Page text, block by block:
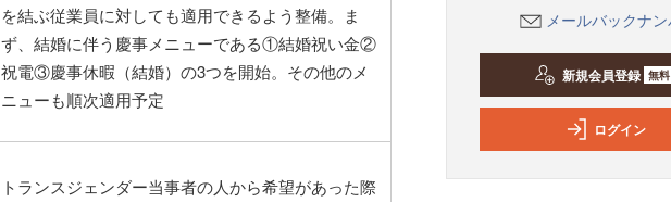
を結ぶ従業員に対しても適用できるよう整備。ま
ず、結婚に伴う慶事メニューである①結婚祝い金②
祝電③慶事休暇（結婚）の3つを開始。その他のメ
ニューも順次適用予定
トランスジェンダー当事者の人から希望があった際
メールバックナ
新規会員登録 無料
ログイン